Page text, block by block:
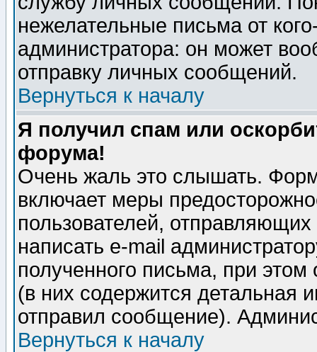
нежелательные письма от
администратора: он может
отправку личных сообщений.
Вернуться к началу
Я получил спам или
форума!
Очень жаль это слышать.
включает меры
пользователей,
написать e-mail
полученного письма, при этом
(в них содержится детальная
отправил сообщение).
Вернуться к началу